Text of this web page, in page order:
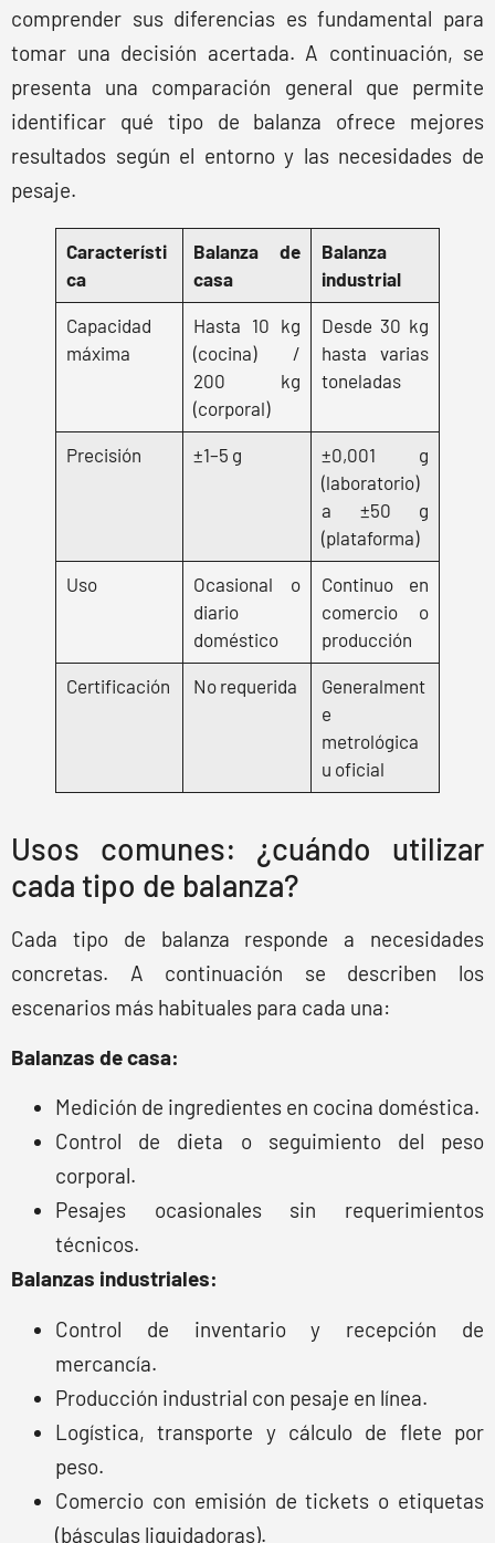
comprender sus diferencias es fundamental para
tomar una decisión acertada. A continuación, se
presenta una comparación general que permite
identificar qué tipo de balanza ofrece mejores
resultados según el entorno y las necesidades de
pesaje.
Característi
ca
Balanza de
casa
Balanza
industrial
Capacidad
máxima
Hasta 10 kg
(cocina) /
200 kg
(corporal)
Desde 30 kg
hasta varias
toneladas
Precisión ±1–5 g
±0,001 g
(laboratorio)
a ±50 g
(plataforma)
Uso
Ocasional o
diario
doméstico
Continuo en
comercio o
producción
Certificación No requerida
Generalment
e
metrológica
u oficial
Usos comunes: ¿cuándo utilizar
cada tipo de balanza?
Cada tipo de balanza responde a necesidades
concretas. A continuación se describen los
escenarios más habituales para cada una:
Balanzas de casa:
Medición de ingredientes en cocina doméstica.
Control de dieta o seguimiento del peso
corporal.
Pesajes ocasionales sin requerimientos
técnicos.
Balanzas industriales:
Control de inventario y recepción de
mercancía.
Producción industrial con pesaje en línea.
Logística, transporte y cálculo de flete por
peso.
Comercio con emisión de tickets o etiquetas
(básculas liquidadoras).